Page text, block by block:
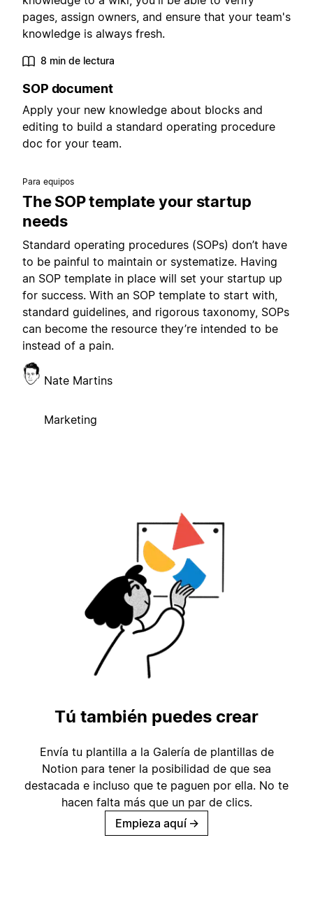
pages, assign owners, and ensure that your team's
knowledge is always fresh.
8 min de lectura
SOP document
Apply your new knowledge about blocks and
editing to build a standard operating procedure
doc for your team.
Para equipos
The SOP template your startup
needs
Standard operating procedures (SOPs) don’t have
to be painful to maintain or systematize. Having
an SOP template in place will set your startup up
for success. With an SOP template to start with,
standard guidelines, and rigorous taxonomy, SOPs
can become the resource they’re intended to be
instead of a pain.
Nate Martins
Marketing
Tú también puedes crear
Envía tu plantilla a la Galería de plantillas de
Notion para tener la posibilidad de que sea
destacada e incluso que te paguen por ella. No te
hacen falta más que un par de clics.
Empieza aquí →